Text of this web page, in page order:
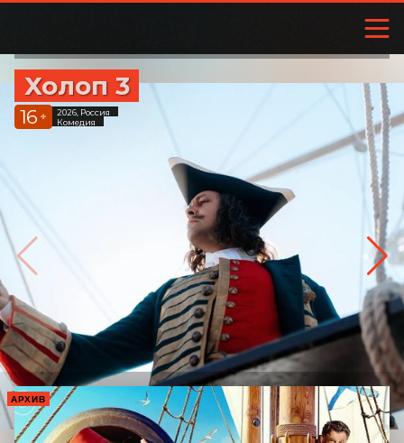
Холоп 3
16 +
2026, Россия
Комедия
АРХИВ